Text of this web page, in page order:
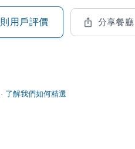
則用戶評價 分享餐廳
· 了解我們如何精選